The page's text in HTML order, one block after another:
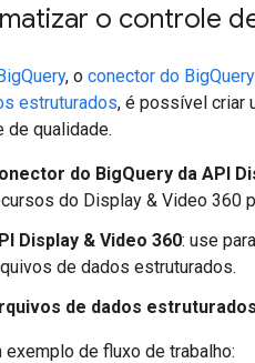
o controle
, o conector do
estruturados, é possível criar
de qualidade.
do BigQuery da API
do Display & Video 360
Display & Video 360: use
de dados estruturados.
de dados estruturados
exemplo de fluxo de trabalho: